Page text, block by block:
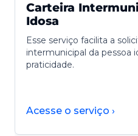
Carteira
Idosa
Esse serviço facilita a
intermunicipal da pessoa
praticidade.
Acesse o serviço ›